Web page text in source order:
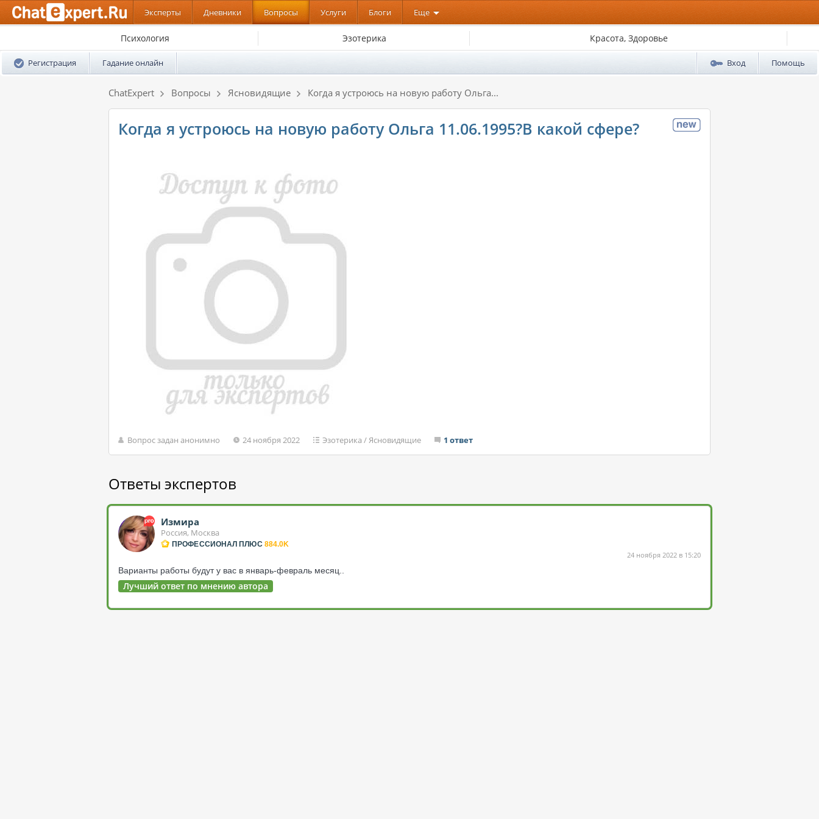
Эксперты Дневники Вопросы Услуги Блоги Еще
Психология Эзотерика Красота, Здоровье
Регистрация Гадание онлайн Вход Помощь
ChatExpert Вопросы Ясновидящие Когда я устроюсь на новую работу Ольга...
Когда я устроюсь на новую работу Ольга 11.06.1995?В какой сфере?
Вопрос задан анонимно 24 ноября 2022 Эзотерика /Ясновидящие 1 ответ
Ответы экспертов
Измира
Россия, Москва
ПРОФЕССИОНАЛ ПЛЮС 884.0K
24 ноября 2022 в 15:20
Варианты работы будут у вас в январь-февраль месяц..
Лучший ответ по мнению автора